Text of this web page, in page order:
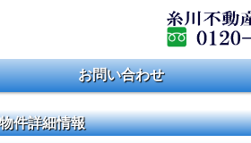
お問い合わせ
件詳細情報